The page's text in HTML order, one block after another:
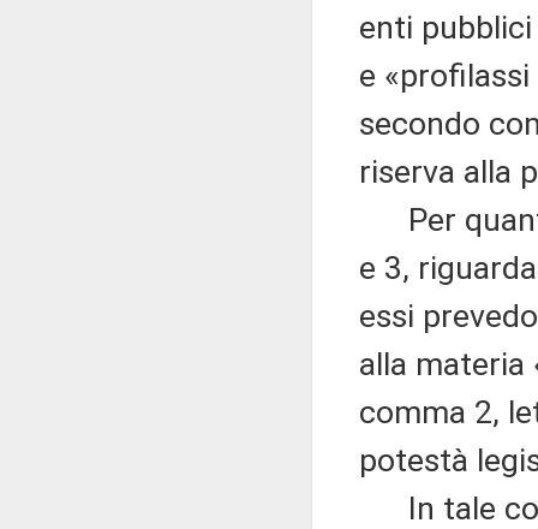
enti
e
secondo
riserva alla
Per
e 3,
essi
alla materia
comma 2,
potestà
In tale